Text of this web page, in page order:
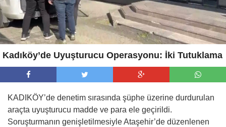
Kadıköy’de Uyuşturucu Operasyonu: İki Tutuklama
KADIKÖY’de denetim sırasında şüphe üzerine durdurulan
araçta uyuşturucu madde ve para ele geçirildi.
Soruşturmanın genişletilmesiyle Ataşehir’de düzenlenen